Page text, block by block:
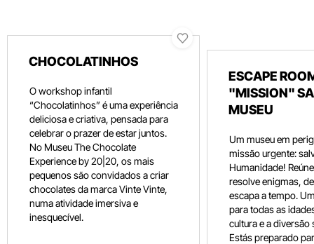
CHOCOLATINHOS
O workshop infantil
“Chocolatinhos” é uma experiência
deliciosa e criativa, pensada para
celebrar o prazer de estar juntos.
No Museu The Chocolate
Experience by 20|20, os mais
pequenos são convidados a criar
chocolates da marca Vinte Vinte,
numa atividade imersiva e
inesquecível.
ESCAPE
"MISSION"
MUSEU
Um museu em
missão urgente:
Humanidade!
resolve enigmas,
escapa a tempo.
para todas as
cultura e a diversão
Estás preparado